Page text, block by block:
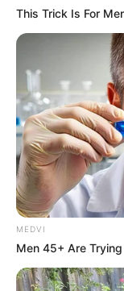
This Trick Is For
MEDVI
Men 45+ Are